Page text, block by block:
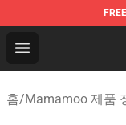
FREE
Open menu
Mamamoo
홈/Mamamoo 제품